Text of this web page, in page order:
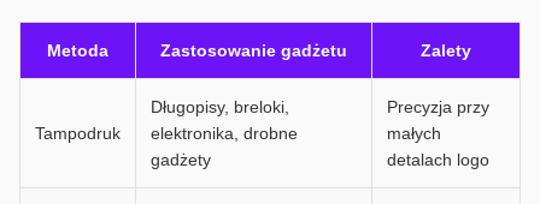
Metoda Zastosowanie gadżetu Zalety
Tampodruk
Długopisy, breloki,
elektronika, drobne
gadżety
Precyzja przy
małych
detalach logo